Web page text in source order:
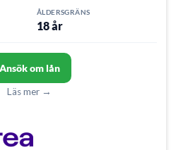
ÅLDERSGRÄNS
18 år
Ansök om lån
Läs mer →